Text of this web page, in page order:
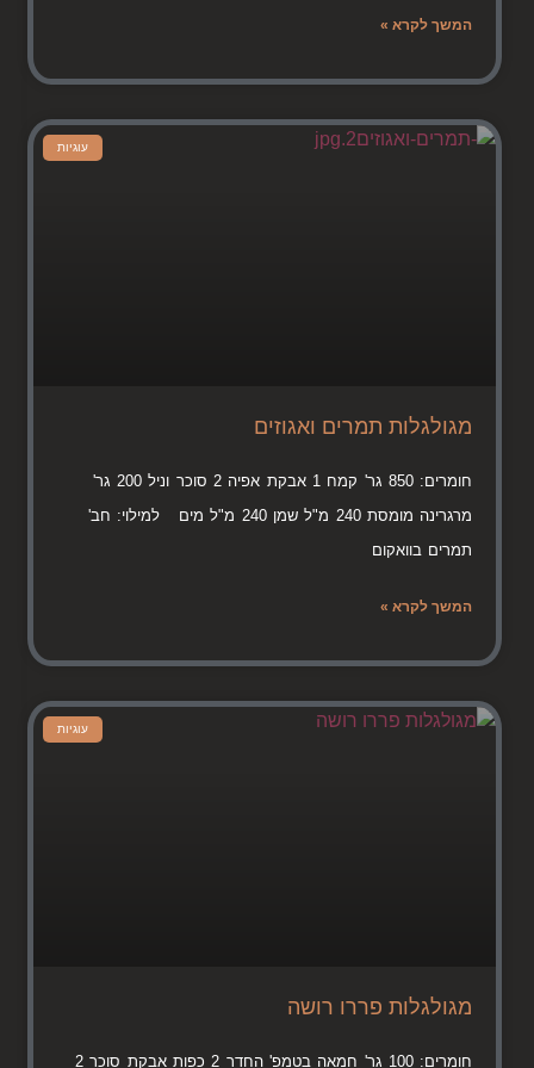
המשך לקרא »
עוגיות
מגולגלות תמרים ואגוזים
חומרים: 850 גר' קמח 1 אבקת אפיה 2 סוכר וניל 200 גר'
מרגרינה מומסת 240 מ"ל שמן 240 מ"ל מים למילוי: חב'
תמרים בוואקום
המשך לקרא »
עוגיות
מגולגלות פררו רושה
חומרים: 100 גר' חמאה בטמפ' החדר 2 כפות אבקת סוכר 2